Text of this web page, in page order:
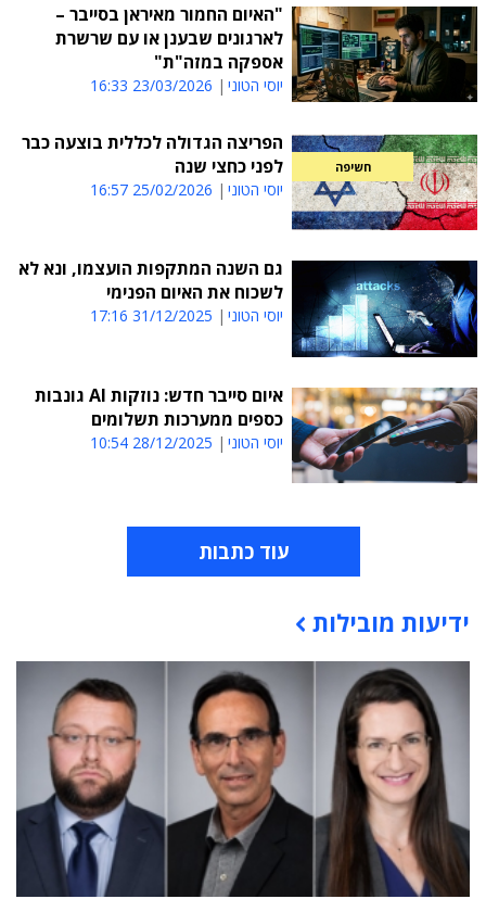
"האיום החמור מאיראן בסייבר –
לארגונים שבענן או עם שרשרת
אספקה במזה"ת"
יוסי הטוני 23/03/2026 16:33
חשיפה
הפריצה הגדולה לכללית בוצעה כבר
לפני כחצי שנה
יוסי הטוני 25/02/2026 16:57
גם השנה המתקפות הועצמו, ונא לא
לשכוח את האיום הפנימי
יוסי הטוני 31/12/2025 17:16
איום סייבר חדש: נוזקות AI גונבות
כספים ממערכות תשלומים
יוסי הטוני 28/12/2025 10:54
עוד כתבות
תוכן פרסומי
ידיעות מובילות